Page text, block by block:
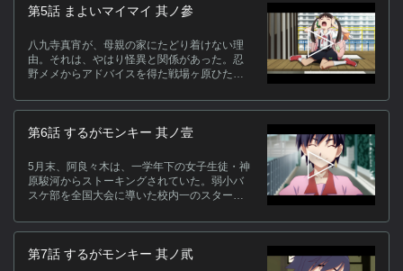
第5話 まよいマイマイ 其ノ參
八九寺真宵が、母親の家にたどり着けない理
由。それは、やはり怪異と関係があった。忍
野メメからアドバイスを得た戦場ヶ原ひたぎ
第6話 するがモンキー 其ノ壹
5月末、阿良々木は、一学年下の女子生徒・神
原駿河からストーキングされていた。弱小バ
スケ部を全国大会に導いた校内一のスターで
か…。
第7話 するがモンキー 其ノ貮